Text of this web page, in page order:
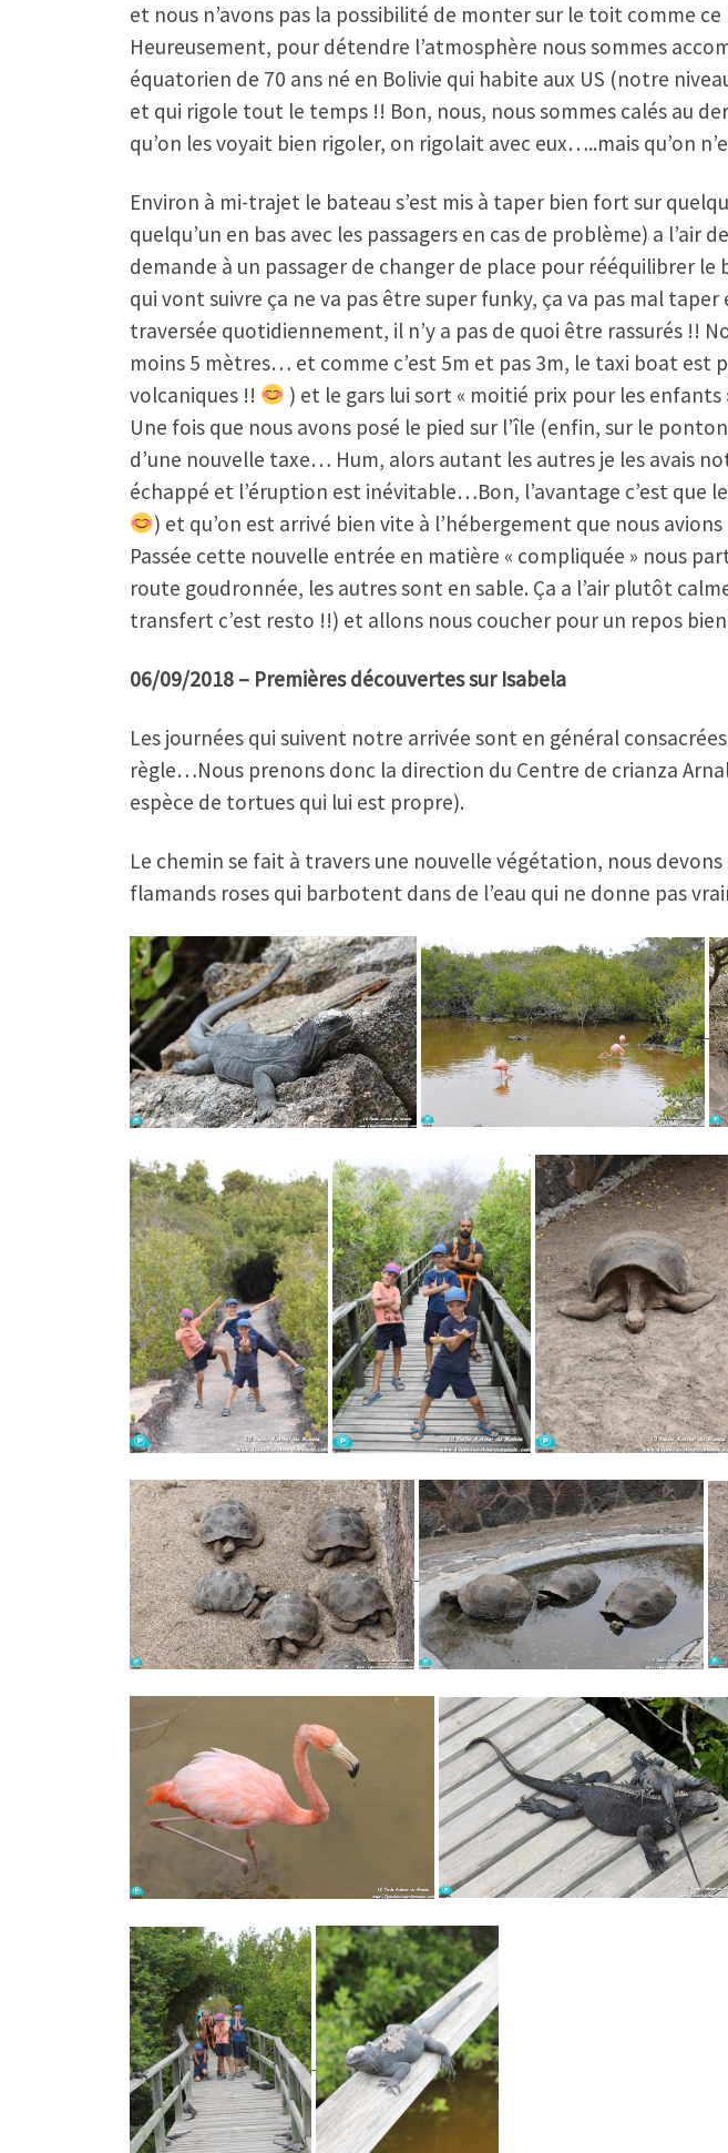
et nous n’avons pas la possibilité de monter sur le toit comme
Heureusement, pour détendre l’atmosphère nous sommes
équatorien de 70 ans né en Bolivie qui habite aux US (notre
et qui rigole tout le temps !! Bon, nous, nous sommes calés au
qu’on les voyait bien rigoler, on rigolait avec eux…..mais qu’on
Environ à mi-trajet le bateau s’est mis à taper bien fort sur
quelqu’un en bas avec les passagers en cas de problème) a
demande à un passager de changer de place pour rééquilibrer
qui vont suivre ça ne va pas être super funky, ça va pas mal
traversée quotidiennement, il n’y a pas de quoi être rassurés
moins 5 mètres… et comme c’est 5m et pas 3m, le taxi boat est
volcaniques !!
) et le gars lui sort « moitié prix pour les enfants
Une fois que nous avons posé le pied sur l’île (enfin, sur le
d’une nouvelle taxe… Hum, alors autant les autres je les avais
échappé et l’éruption est inévitable…Bon, l’avantage c’est que
) et qu’on est arrivé bien vite à l’hébergement que nous avions
Passée cette nouvelle entrée en matière « compliquée » nous
route goudronnée, les autres sont en sable. Ça a l’air plutôt
transfert c’est resto !!) et allons nous coucher pour un repos
06/09/2018 – Premières découvertes sur Isabela
Les journées qui suivent notre arrivée sont en général
règle…Nous prenons donc la direction du Centre de crianza
espèce de tortues qui lui est propre).
Le chemin se fait à travers une nouvelle végétation, nous
flamands roses qui barbotent dans de l’eau qui ne donne pas